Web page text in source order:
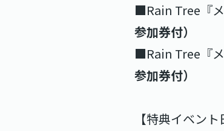
■Rain Tree『
参加券付）
■Rain Tree『
参加券付）
【特典イベント